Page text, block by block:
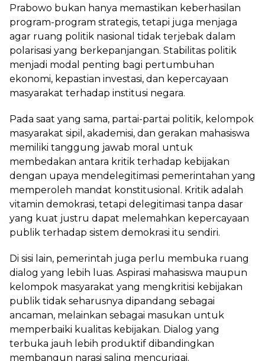
Prabowo bukan hanya memastikan keberhasilan
program-program strategis, tetapi juga menjaga
agar ruang politik nasional tidak terjebak dalam
polarisasi yang berkepanjangan. Stabilitas politik
menjadi modal penting bagi pertumbuhan
ekonomi, kepastian investasi, dan kepercayaan
masyarakat terhadap institusi negara.
Pada saat yang sama, partai-partai politik, kelompok
masyarakat sipil, akademisi, dan gerakan mahasiswa
memiliki tanggung jawab moral untuk
membedakan antara kritik terhadap kebijakan
dengan upaya mendelegitimasi pemerintahan yang
memperoleh mandat konstitusional. Kritik adalah
vitamin demokrasi, tetapi delegitimasi tanpa dasar
yang kuat justru dapat melemahkan kepercayaan
publik terhadap sistem demokrasi itu sendiri.
Di sisi lain, pemerintah juga perlu membuka ruang
dialog yang lebih luas. Aspirasi mahasiswa maupun
kelompok masyarakat yang mengkritisi kebijakan
publik tidak seharusnya dipandang sebagai
ancaman, melainkan sebagai masukan untuk
memperbaiki kualitas kebijakan. Dialog yang
terbuka jauh lebih produktif dibandingkan
membangun narasi saling mencurigai.